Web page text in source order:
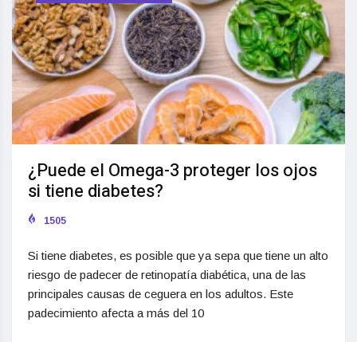
¿Puede el Omega-3 proteger los ojos
si tiene diabetes?
1505
Si tiene diabetes, es posible que ya sepa que tiene un alto
riesgo de padecer de retinopatía diabética, una de las
principales causas de ceguera en los adultos. Este
padecimiento afecta a más del 10